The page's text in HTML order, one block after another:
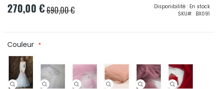
Prix
270,00 €690,00 € Disponibilité : En stock
SKU
BX091
Couleur